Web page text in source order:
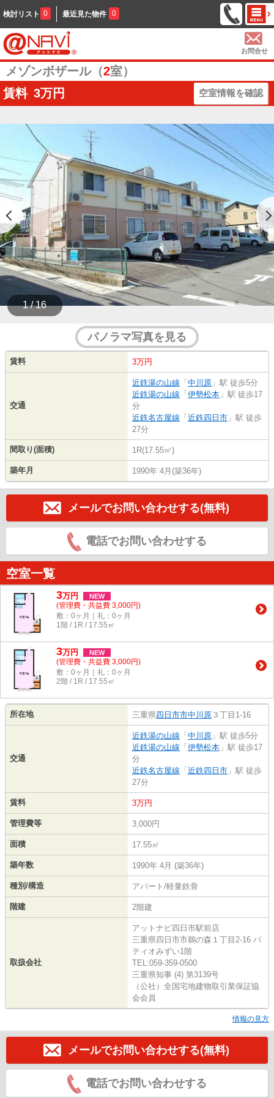
検討リスト 0 最近見た物件 0
お問合せ
メゾンボザール（2室）
賃料 3万円 空室情報を確認
1 / 16
パノラマ写真を見る
賃料 3万円
交通
近鉄湯の山線 「 中川原 」駅 徒歩5分
近鉄湯の山線 「 伊勢松本 」駅 徒歩17
分
近鉄名古屋線 「 近鉄四日市 」駅 徒歩
27分
間取り(面積) 1R(17.55㎡)
築年月 1990年 4月(築36年)
メールでお問い合わせする(無料)
電話でお問い合わせする
空室一覧
3万円 NEW
(管理費・共益費 3,000円)
敷：0ヶ月｜礼：0ヶ月
1階 / 1R / 17.55㎡
3万円 NEW
(管理費・共益費 3,000円)
敷：0ヶ月｜礼：0ヶ月
2階 / 1R / 17.55㎡
所在地 三重県四日市市中川原 ３丁目1-16
交通
近鉄湯の山線 「 中川原 」駅 徒歩5分
近鉄湯の山線 「 伊勢松本 」駅 徒歩17
分
近鉄名古屋線 「 近鉄四日市 」駅 徒歩
27分
賃料 3万円
管理費等 3,000円
面積 17.55㎡
築年数 1990年 4月 (築36年)
種別/構造 アパート/軽量鉄骨
階建 2階建
取扱会社
アットナビ四日市駅前店
三重県四日市市鵜の森１丁目2-16 パ
ティオみずい1階
TEL:059-359-0500
三重県知事 (4) 第3139号
（公社）全国宅地建物取引業保証協
会会員
情報の見方
メールでお問い合わせする(無料)
電話でお問い合わせする